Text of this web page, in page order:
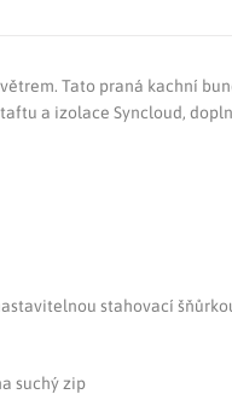
Tato praná kachní
a izolace Syncloud,
stahovací
suchý zip